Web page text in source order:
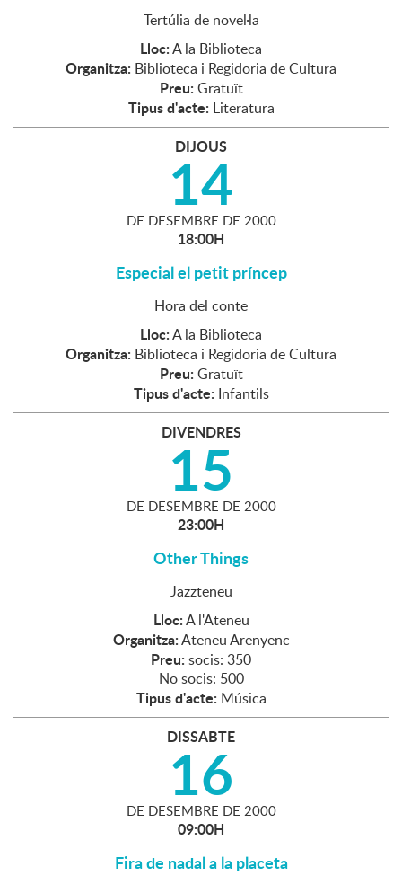
Tertúlia de novel·la
Lloc:A la Biblioteca
Organitza: Biblioteca i Regidoria de Cultura
Preu: Gratuït
Tipus d'acte: Literatura
DIJOUS
14
DE DESEMBRE DE 2000
18:00H
Especial el petit príncep
Hora del conte
Lloc:A la Biblioteca
Organitza: Biblioteca i Regidoria de Cultura
Preu: Gratuït
Tipus d'acte: Infantils
DIVENDRES
15
DE DESEMBRE DE 2000
23:00H
Other Things
Jazzteneu
Lloc:A l'Ateneu
Organitza:Ateneu Arenyenc
Preu: socis: 350
No socis: 500
Tipus d'acte: Música
DISSABTE
16
DE DESEMBRE DE 2000
09:00H
Fira de nadal a la placeta